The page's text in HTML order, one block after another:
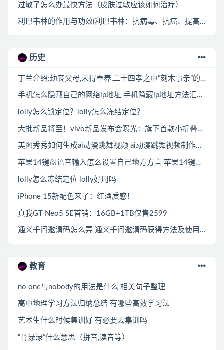
过敏了怎么办最快方法（皮肤过敏应该如何治疗）
利巴韦林的作用与功效(利巴韦林：抗病毒、抗癌、提高免疫力)
历史
丁兰介绍:幼丧父母,未得奉养,二十四孝之中”刻木事亲”的故事主人公
手机怎么隐藏自己的网络ip地址 手机隐藏ip地址方法汇总分享
lolly怎么锁定位？lolly怎么冻结定位？
大批新品将至！vivo新品发布会曝光：旗下首款小折叠屏或4月20日登场
美图秀秀如何生成ai动漫跳舞视频 ai动漫跳舞视频制作方法分享
苹果14键盘语音输入怎么设置自己地方方言 苹果14键盘方言设置方法详解
lolly怎么冻结定位 lolly好用吗
iPhone 15新配色来了：红酒质感！
真我GT Neo5 SE首销：16GB+1TB仅售2599
通义千问邀请码怎么弄 通义千问邀请码获得方法及使用说明
教育
no one与nobody的用法是什么 相关句子整理
高中地理学习方法归纳总结 有哪些高效学习法
艺术生什么时候集训好 有必要去集训吗
“骨渌渌”什么意思（拼音,读音等）